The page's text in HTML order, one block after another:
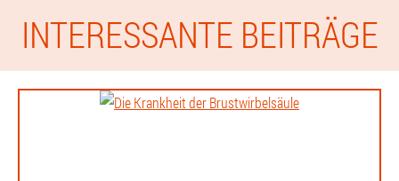
INTERESSANTE BEITRÄGE